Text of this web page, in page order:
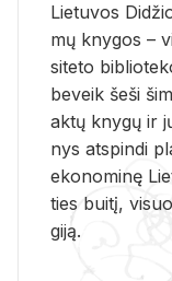
Lie­tu­vos
mų kny­gos –
si­te­to
be­veik šeši
aktų kny­gų ir
nys at­spin­di
eko­no­mi­nę
ties bui­tį,
gi­ją.